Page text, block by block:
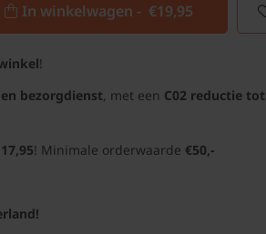
In winkelwagen - €19,95
!
bezorgdienst, met een C02 reductie tot
! Minimale orderwaarde €50,-